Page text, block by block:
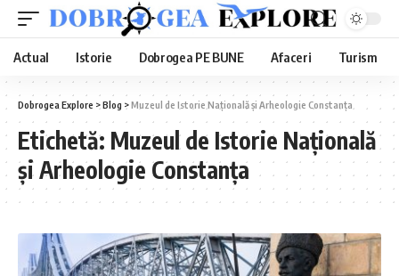
Actual Istorie Dobrogea PE BUNE Afaceri Turism
Dobrogea Explore >Blog >Muzeul de Istorie Națională și Arheologie Constanța
Etichetă: Muzeul de Istorie Națională
și Arheologie Constanța